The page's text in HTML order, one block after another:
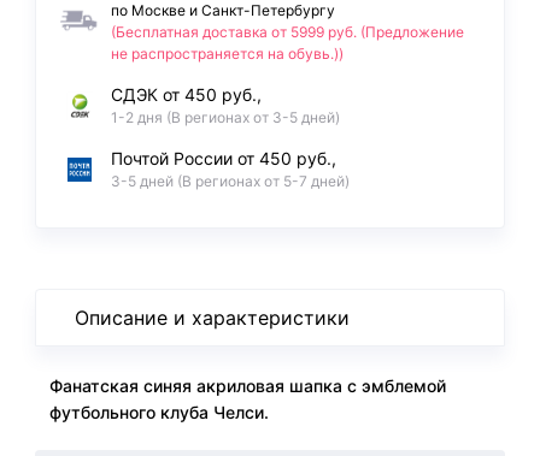
по Москве и Санкт-Петербургу
(Бесплатная доставка от 5999 руб. (Предложение
не распространяется на обувь.))
СДЭК от 450 руб.,
1-2 дня (В регионах от 3-5 дней)
Почтой России от 450 руб.,
3-5 дней (В регионах от 5-7 дней)
Описание и характеристики
Фанатская синяя акриловая шапка с эмблемой
футбольного клуба Челси.